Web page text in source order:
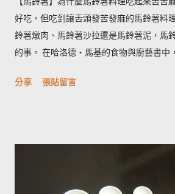
好吃，但吃到讓舌頭發苦發麻的馬鈴薯料
鈴薯燉肉、馬鈴薯沙拉還是馬鈴薯泥，馬
的事。 在哈洛德‧馬基的食物與廚藝書中
房知識！ ◆ 馬鈴薯有苦味正常嗎？ 正常
曝曬容易讓生物鹼含量增加，苦味也會變
含量超標的跡象。 此外在壓力環境下生長
分享 張貼留言